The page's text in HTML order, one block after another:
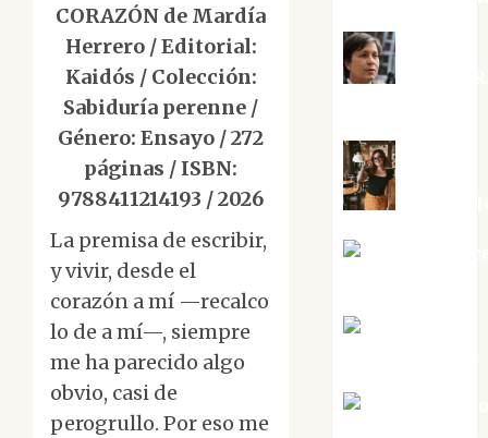
CORAZÓN de Mardía
Herrero / Editorial:
Kaidós / Colección:
Sabiduría perenne /
Género: Ensayo / 272
páginas / ISBN:
9788411214193 / 2026
La premisa de escribir,
y vivir, desde el
corazón a mí —recalco
lo de a mí—, siempre
me ha parecido algo
obvio, casi de
perogrullo. Por eso me